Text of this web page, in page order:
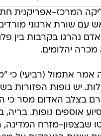
המרכז-אפריקנית
שורת ארגוני
נהרגו בקרבות בין
יהלומים.
אמר אתמול (רביעי) כי
יש גופות הפזורות
בצלב האדום מסר כי
אוספים גופות. בריה,
שבצפון-מזרח המדינה,